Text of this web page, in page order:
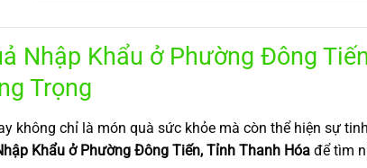
Nhập Khẩu ở Phường Đông
Trọng
không chỉ là món quà sức khỏe mà còn thể hiện sự
Khẩu ở Phường Đông Tiến, Tỉnh Thanh Hóađể tìm